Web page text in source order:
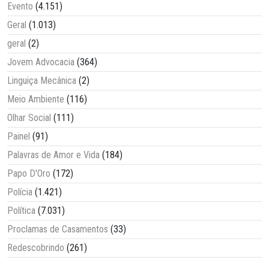
Evento (4.151)
Geral (1.013)
geral (2)
Jovem Advocacia (364)
Linguiça Mecânica (2)
Meio Ambiente (116)
Olhar Social (111)
Painel (91)
Palavras de Amor e Vida (184)
Papo D'Oro (172)
Polícia (1.421)
Política (7.031)
Proclamas de Casamentos (33)
Redescobrindo (261)